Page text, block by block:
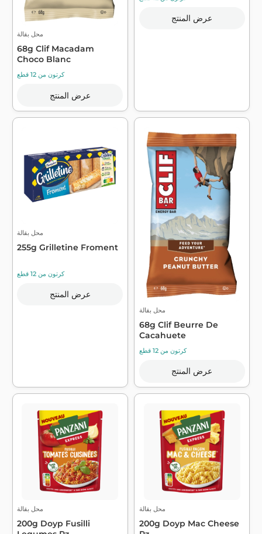
محل بقالة
68g Clif Macadam
Choco Blanc
كرتون من 12 قطع
عرض المنتج
عرض المنتج
محل بقالة
255g Grilletine Froment
كرتون من 12 قطع
عرض المنتج
محل بقالة
68g Clif Beurre De
Cacahuete
كرتون من 12 قطع
عرض المنتج
محل بقالة
200g Doyp Fusilli
محل بقالة
200g Doyp Mac Cheese